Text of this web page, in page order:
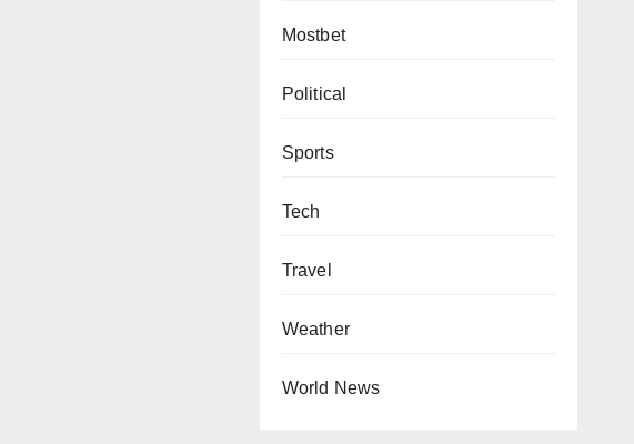
Mostbet
Political
Sports
Tech
Travel
Weather
World News